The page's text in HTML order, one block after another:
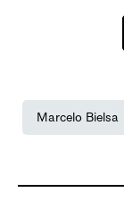
Marcelo Bielsa